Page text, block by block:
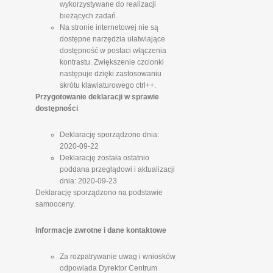
wykorzystywane do realizacji
bieżących zadań.
Na stronie internetowej nie są
dostępne narzędzia ułatwiające
dostępność w postaci włączenia
kontrastu. Zwiększenie czcionki
następuje dzięki zastosowaniu
skrótu klawiaturowego ctrl++.
Przygotowanie deklaracji w sprawie
dostępności
Deklarację sporządzono dnia:
2020-09-22
Deklarację została ostatnio
poddana przeglądowi i aktualizacji
dnia: 2020-09-23
Deklarację sporządzono na podstawie
samooceny.
Informacje zwrotne i dane kontaktowe
Za rozpatrywanie uwag i wniosków
odpowiada Dyrektor Centrum